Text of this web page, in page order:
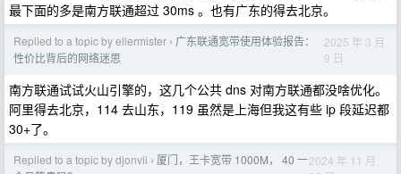
最下面的多是南方联通超过 30ms 。也有广东的得去北京。
Replied to a topic by ellermister › 广东联通宽带使用体验报告：
性价比背后的网络迷思
2025 年 3 月
9 日
南方联通试试火山引擎的，这几个公共 dns 对南方联通都没啥优化。
阿里得去北京，114 去山东，119 虽然是上海但我这有些 ip 段延迟都
30+了。
Replied to a topic by djonvii › 厦门，王卡宽带 1000M， 40 一2024 年 11 月